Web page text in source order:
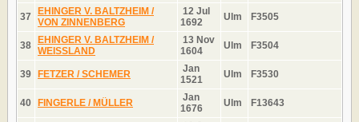
37
EHINGER V. BALTZHEIM /
VON ZINNENBERG
12 Jul
1692
Ulm F3505
38 EHINGER V. BALTZHEIM /
WEISSLAND
13 Nov
1604
Ulm F3504
39 FETZER / SCHEMER
Jan
1521
Ulm F3530
40 FINGERLE / MÜLLER
Jan
1676
Ulm F13643